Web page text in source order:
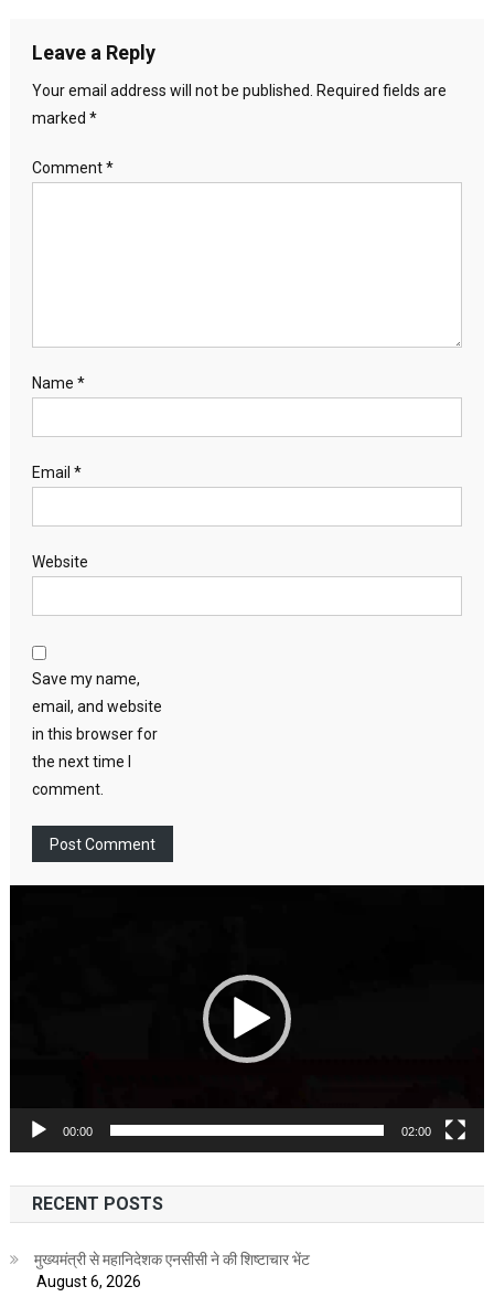
Leave a Reply
Your email address will not be published.
Required fields are
marked *
Comment*
Name *
Email *
Website
Save my name,
email, and website
in this browser for
the next time I
comment.
00:00 02:00
RECENT POSTS
मुख्यमंत्री से महानिदेशक एनसीसी ने की शिष्टाचार भेंट
August 6, 2026